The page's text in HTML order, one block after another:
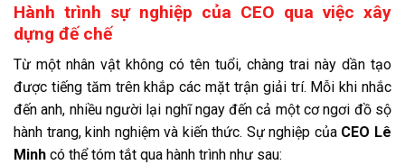
Hành trình sự nghiệp của CEO qua việc xây
dựng đế chế
Từ một nhân vật không có tên tuổi, chàng trai này dần tạo
được tiếng tăm trên khắp các mặt trận giải trí. Mỗi khi nhắc
đến anh, nhiều người lại nghĩ ngay đến cả một cơ ngơi đồ sộ
hành trang, kinh nghiệm và kiến thức. Sự nghiệp của CEO Lê
Minh có thể tóm tắt qua hành trình như sau: